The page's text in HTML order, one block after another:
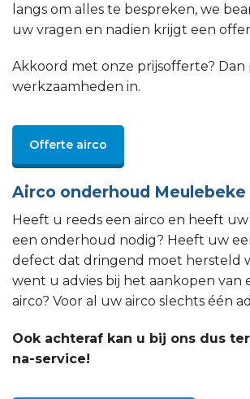
langs om alles te bespreken, we
uw vragen en nadien krijgt een
Akkoord met onze prijsofferte? Dan
werkzaamheden in.
Offerte airco
Airco onderhoud Meulebeke
Heeft u reeds een airco en heeft
een onderhoud nodig? Heeft uw
defect dat dringend moet hersteld
went u advies bij het aankopen van
airco? Voor al uw airco slechts één
Ook achteraf kan u bij ons dus
na-service!